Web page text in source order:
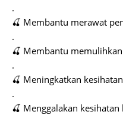
.
🍒 Membantu merawat
.
🍒 Membantu
.
🍒 Meningkatkan
.
🍒 Menggalakan kesihatan